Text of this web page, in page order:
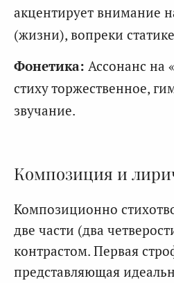
акцентирует внимание
(жизни), вопреки
Фонетика: Ассонанс на
стиху торжественное,
звучание.
Композиция и
Композиционно
две части (два
контрастом. Первая
представляющая